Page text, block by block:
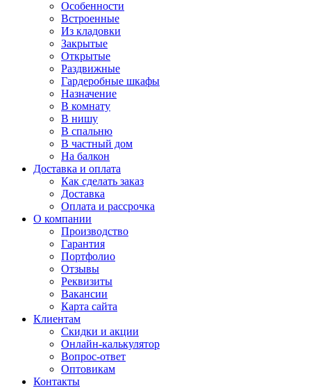
Особенности
Встроенные
Из кладовки
Закрытые
Открытые
Раздвижные
Гардеробные шкафы
Назначение
В комнату
В нишу
В спальню
В частный дом
На балкон
Доставка и оплата
Как сделать заказ
Доставка
Оплата и рассрочка
О компании
Производство
Гарантия
Портфолио
Отзывы
Реквизиты
Вакансии
Карта сайта
Клиентам
Скидки и акции
Онлайн-калькулятор
Вопрос-ответ
Оптовикам
Контакты